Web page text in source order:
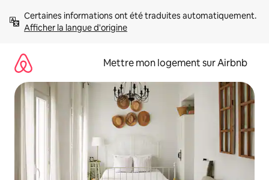
directement
Afficher la langue d'origine
Mettre mon logement sur Airbnb